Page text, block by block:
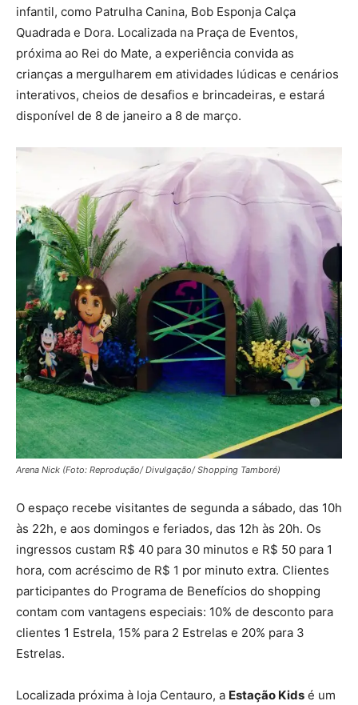
infantil, como Patrulha Canina, Bob Esponja Calça
Quadrada e Dora. Localizada na Praça de Eventos,
próxima ao Rei do Mate, a experiência convida as
crianças a mergulharem em atividades lúdicas e cenários
interativos, cheios de desafios e brincadeiras, e estará
disponível de 8 de janeiro a 8 de março.
Arena Nick (Foto: Reprodução/ Divulgação/ Shopping Tamboré)
O espaço recebe visitantes de segunda a sábado, das 10h
às 22h, e aos domingos e feriados, das 12h às 20h. Os
ingressos custam R$ 40 para 30 minutos e R$ 50 para 1
hora, com acréscimo de R$ 1 por minuto extra. Clientes
participantes do Programa de Benefícios do shopping
contam com vantagens especiais: 10% de desconto para
clientes 1 Estrela, 15% para 2 Estrelas e 20% para 3
Estrelas.
Localizada próxima à loja Centauro, a Estação Kids é um